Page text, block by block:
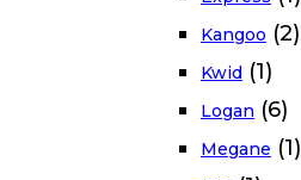
Kangoo (2)
Kwid (1)
Logan (6)
Megane (1)